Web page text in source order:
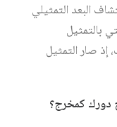
البعد التمثيلي
بالتمثيل
إذ صار التمثيل
دورك كمخرج؟